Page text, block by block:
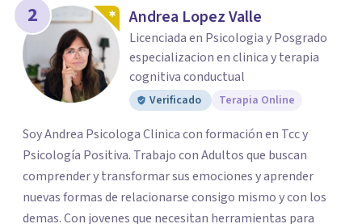
2 Andrea Lopez Valle
Licenciada en Psicologia y Posgrado
especializacion en clinica y terapia
cognitiva conductual
Verificado Terapia Online
Soy Andrea Psicologa Clinica con formación en Tcc y
Psicología Positiva. Trabajo con Adultos que buscan
comprender y transformar sus emociones y aprender
nuevas formas de relacionarse consigo mismo y con los
demas. Con jovenes que necesitan herramientas para